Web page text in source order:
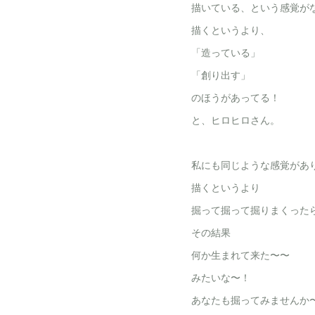
描いている、という感覚が
描くというより、
「造っている」
「創り出す」
のほうがあってる！
と、ヒロヒロさん。
私にも同じような感覚があ
描くというより
掘って掘って掘りまくった
その結果
何か生まれて来た〜〜
みたいな〜！
あなたも掘ってみませんか